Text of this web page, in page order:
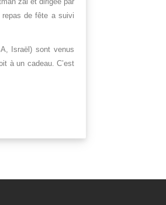
repas de fête a suivi
Israël) sont venus
à un cadeau. C’est